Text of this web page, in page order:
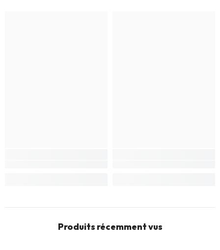
Produits récemment vus